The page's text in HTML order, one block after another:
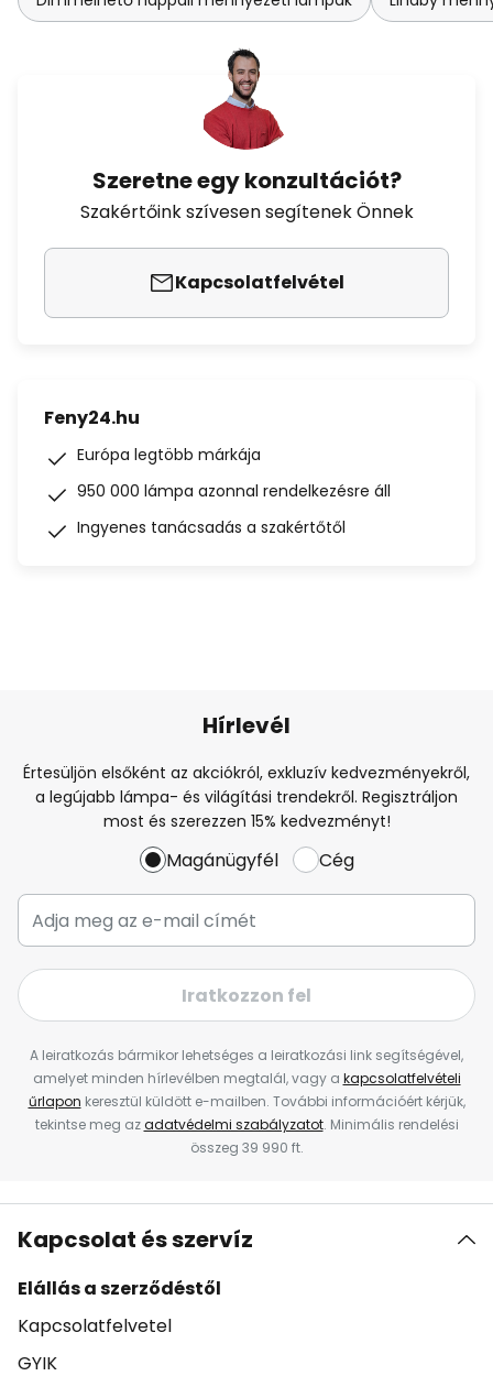
Szeretne egy konzultációt?
Szakértőink szívesen segítenek Önnek
Kapcsolatfelvétel
Feny24.hu
Európa legtöbb márkája
950 000 lámpa azonnal rendelkezésre áll
Ingyenes tanácsadás a szakértőtől
Hírlevél
Értesüljön elsőként az akciókról, exkluzív kedvezményekről,
a legújabb lámpa- és világítási trendekről. Regisztráljon
most és szerezzen 15% kedvezményt!
Magánügyfél Cég
Iratkozzon fel
A leiratkozás bármikor lehetséges a leiratkozási link segítségével,
amelyet minden hírlevélben megtalál, vagy a kapcsolatfelvételi
űrlapon keresztül küldött e-mailben. További információért kérjük,
tekintse meg azadatvédelmi szabályzatot. Minimális rendelési
összeg 39 990 ft.
Kapcsolat és szervíz
Elállás a szerződéstől
Kapcsolatfelvetel
GYIK